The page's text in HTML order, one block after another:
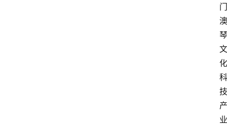
门
澳
琴
文
化
科
技
产
业